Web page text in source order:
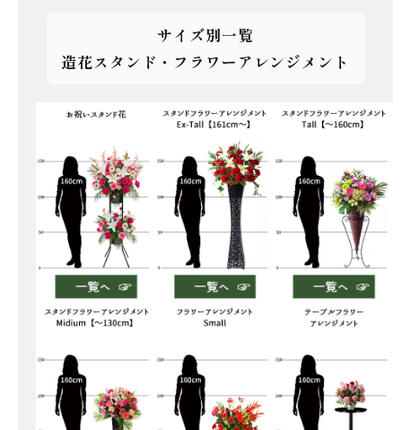
サイズ別一覧
造花スタンド・フラワーアレンジメント